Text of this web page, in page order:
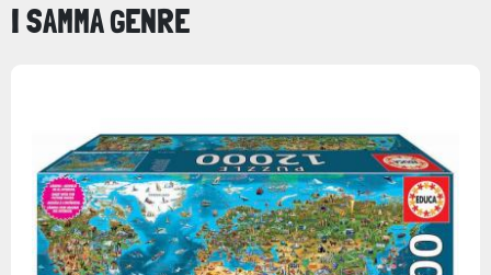
I SAMMA GENRE